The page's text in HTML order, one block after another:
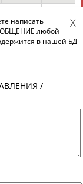
124
написать
любой
в нашей БД
/